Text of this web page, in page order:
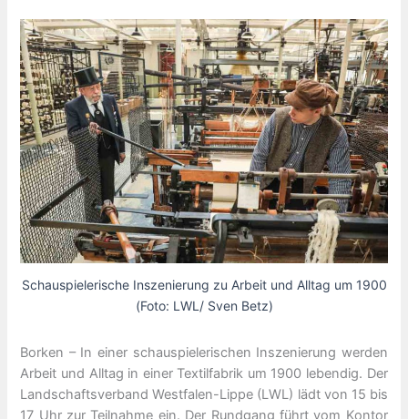
Schauspielerische Inszenierung zu Arbeit und Alltag um 1900
(Foto: LWL/ Sven Betz)
Borken – In einer schauspielerischen Inszenierung werden
Arbeit und Alltag in einer Textilfabrik um 1900 lebendig. Der
Landschaftsverband Westfalen-Lippe (LWL) lädt von 15 bis
17 Uhr zur Teilnahme ein. Der Rundgang führt vom Kontor